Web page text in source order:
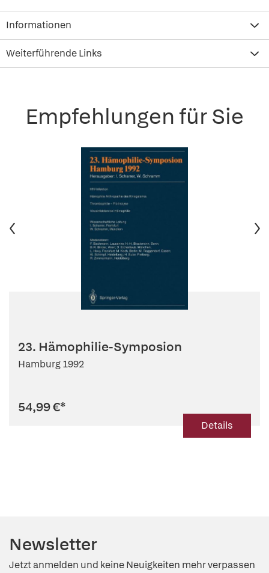
Informationen
Weiterführende Links
Empfehlungen für Sie
23. Hämophilie-Symposion
Hamburg 1992
54,99 €*
Details
Newsletter
Jetzt anmelden und keine Neuigkeiten mehr verpassen